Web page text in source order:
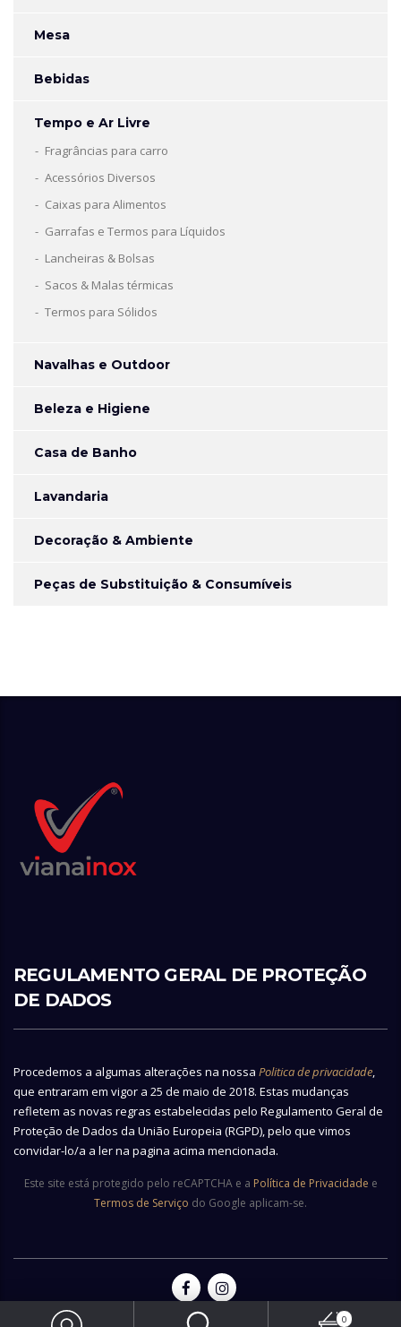
Mesa
Bebidas
Tempo e Ar Livre
Fragrâncias para carro
Acessórios Diversos
Caixas para Alimentos
Garrafas e Termos para Líquidos
Lancheiras & Bolsas
Sacos & Malas térmicas
Termos para Sólidos
Navalhas e Outdoor
Beleza e Higiene
Casa de Banho
Lavandaria
Decoração & Ambiente
Peças de Substituição & Consumíveis
REGULAMENTO GERAL DE PROTEÇÃO
DE DADOS
Procedemos a algumas alterações na nossa Politica de privacidade,
que entraram em vigor a 25 de maio de 2018. Estas mudanças
refletem as novas regras estabelecidas pelo Regulamento Geral de
Proteção de Dados da União Europeia (RGPD), pelo que vimos
convidar-lo/a a ler na pagina acima mencionada.
Este site está protegido pelo reCAPTCHA e a Política de Privacidade e
Termos de Serviço do Google aplicam-se.
0